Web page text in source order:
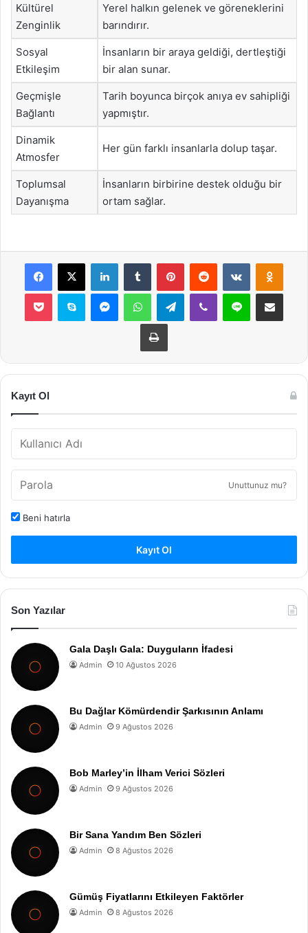
Kültürel
Zenginlik
Yerel halkın gelenek ve göreneklerini
barındırır.
Sosyal
Etkileşim
İnsanların bir araya geldiği, dertleştiği
bir alan sunar.
Geçmişle
Bağlantı
Tarih boyunca birçok anıya ev sahipliği
yapmıştır.
Dinamik
Atmosfer
Her gün farklı insanlarla dolup taşar.
Toplumsal
Dayanışma
İnsanların birbirine destek olduğu bir
ortam sağlar.
Facebook
X LinkedInTumblr PinterestReddit VKontakte
Pocket Skype MessengerWhatsAppTelegramViber Line E-Posta ile
Yazdır
Kayıt Ol
Unuttunuz mu?
Beni hatırla
Kayıt Ol
Son Yazılar
Gala Daşlı Gala: Duyguların İfadesi
Admin 10 Ağustos 2026
Bu Dağlar Kömürdendir Şarkısının Anlamı
Admin 9 Ağustos 2026
Bob Marley’in İlham Verici Sözleri
Admin 9 Ağustos 2026
Bir Sana Yandım Ben Sözleri
Admin 8 Ağustos 2026
Gümüş Fiyatlarını Etkileyen Faktörler
Admin 8 Ağustos 2026